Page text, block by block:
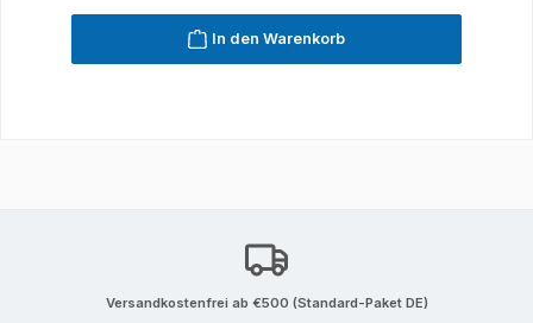
In den Warenkorb
Versandkostenfrei ab €500 (Standard-Paket DE)